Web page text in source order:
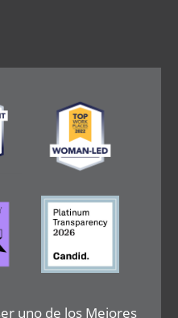
uno de los Mejores
Image
Image